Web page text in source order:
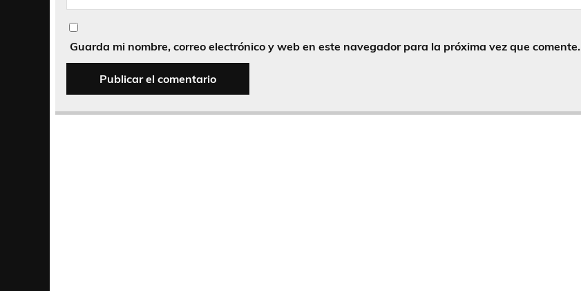
Guarda mi nombre, correo electrónico y web en este navegador para la próxima vez que comente.